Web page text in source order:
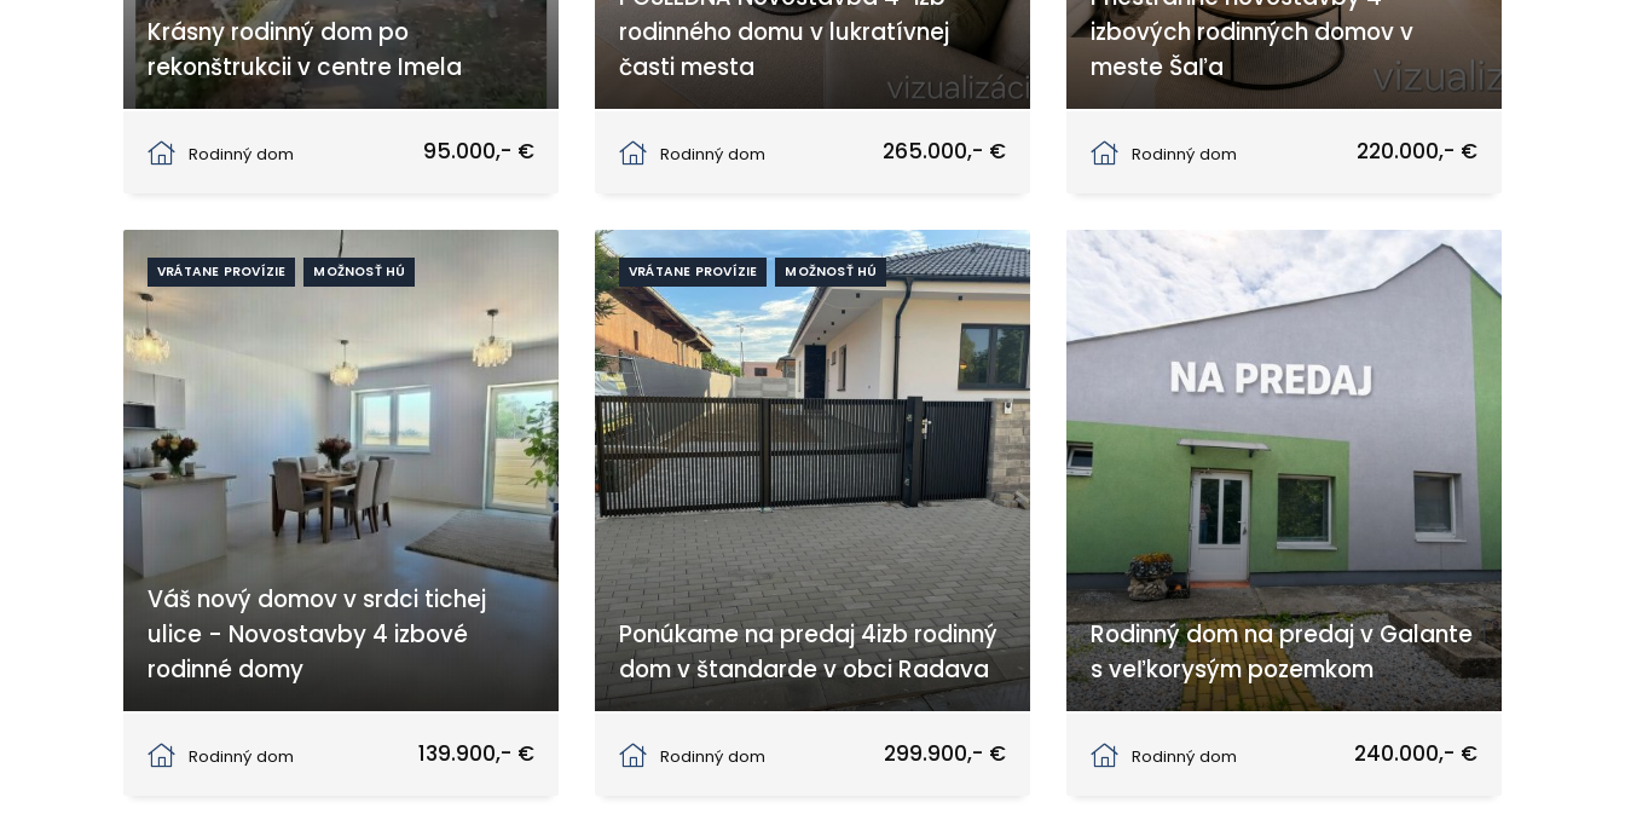
Krásny rodinný dom po
rekonštrukcii v centre Imela
Rodinný dom
95.000,- €
rodinného domu v lukratívnej
časti mesta
Rodinný dom
265.000,- €
izbových rodinných domov v
meste Šaľa
Rodinný dom
220.000,- €
VRÁTANE PROVÍZIE MOŽNOSŤ HÚ
Váš nový domov v srdci tichej
ulice - Novostavby 4 izbové
rodinné domy
Rodinný dom
139.900,- €
VRÁTANE PROVÍZIE MOŽNOSŤ HÚ
Ponúkame na predaj 4izb rodinný
dom v štandarde v obci Radava
Rodinný dom
299.900,- €
Rodinný dom na predaj v Galante
s veľkorysým pozemkom
Rodinný dom
240.000,- €